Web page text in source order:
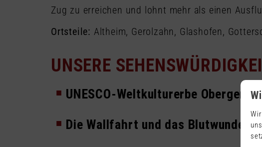
Zug zu erreichen und lohnt mehr als einen
Ortsteile: Altheim, Gerolzahn, Glashofen,
UNSERE
UNESCO-Weltkulturerbe
Die Wallfahrt und das Blutwunder